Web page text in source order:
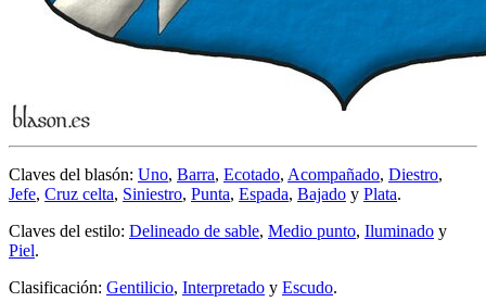
Claves del blasón: Uno, Barra, Ecotado, Acompañado, Diestro,
Jefe, Cruz celta, Siniestro, Punta, Espada, Bajado y Plata.
Claves del estilo: Delineado de sable, Medio punto, Iluminado y
Piel.
Clasificación: Gentilicio, Interpretado y Escudo.